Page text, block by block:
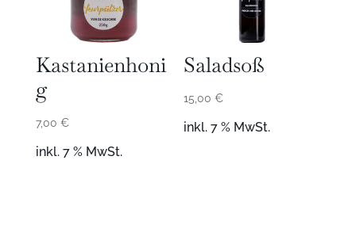
Kastanienhoni
g
7,00 €
inkl. 7 % MwSt.
Saladsoß
15,00€
inkl. 7 % MwSt.